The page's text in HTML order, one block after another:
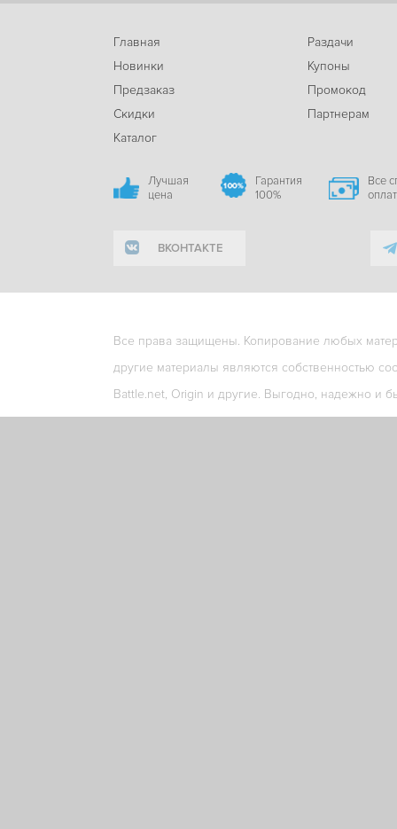
Главная
Новинки
Предзаказ
Скидки
Каталог
Раздачи
Купоны
Промокод
Партнерам
Лучшая
цена
Гарантия
100%
Все
ВКОНТАКТЕ
Все права защищены. Копирование любых
другие материалы являются собственностью
Battle.net, Origin и другие. Выгодно, надежно и